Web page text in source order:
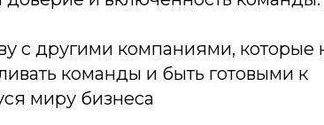
с другими компаниями, которые
команды и быть готовыми к
миру бизнеса